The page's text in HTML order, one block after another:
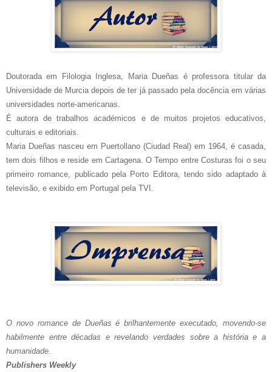
Doutorada em Filologia Inglesa, Maria Dueñas é professora titular da
Universidade de Murcia depois de ter já passado pela docência em várias
universidades norte-americanas.
É autora de trabalhos académicos e de muitos projetos educativos,
culturais e editoriais.
Maria Dueñas nasceu em Puertollano (Ciudad Real) em 1964, é casada,
tem dois filhos e reside em Cartagena. O Tempo entre Costuras foi o seu
primeiro romance, publicado pela Porto Editora, tendo sido adaptado à
televisão, e exibido em Portugal pela TVI.
O novo romance de Dueñas é brilhantemente executado, movendo-se
habilmente entre décadas e revelando verdades sobre a história e a
humanidade.
Publishers Weekly